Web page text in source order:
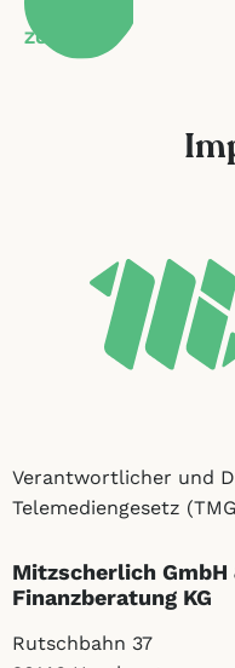
ZURÜCK
Verantwortlicher und
Telemediengesetz
Mitzscherlich
Finanzberatung KG
Rutschbahn 37